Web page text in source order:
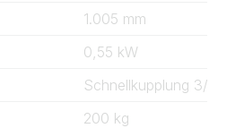
1.005 mm
0,55 kW
Schnellkupplung 3/8"
200 kg